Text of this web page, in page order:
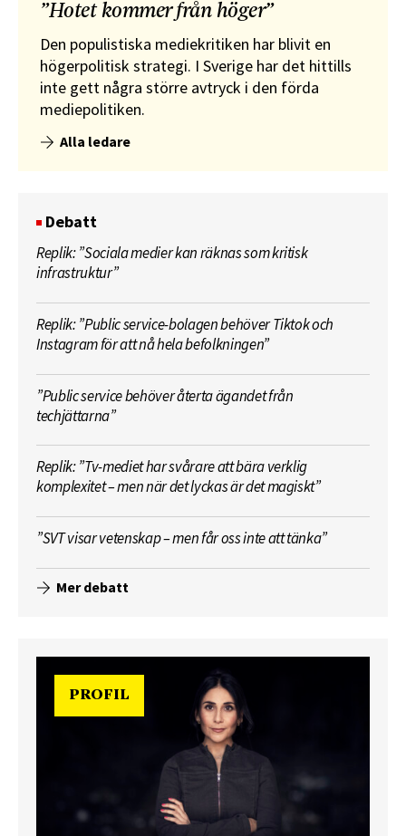
”Hotet kommer från höger”
Den populistiska mediekritiken har blivit en
högerpolitisk strategi. I Sverige har det hittills
inte gett några större avtryck i den förda
mediepolitiken.
Alla ledare
Debatt
Replik: ”Sociala medier kan räknas som kritisk
infrastruktur”
Replik: ”Public service-bolagen behöver Tiktok och
Instagram för att nå hela befolkningen”
”Public service behöver återta ägandet från
techjättarna”
Replik: ”Tv-mediet har svårare att bära verklig
komplexitet – men när det lyckas är det magiskt”
”SVT visar vetenskap – men får oss inte att tänka”
Mer debatt
PROFIL